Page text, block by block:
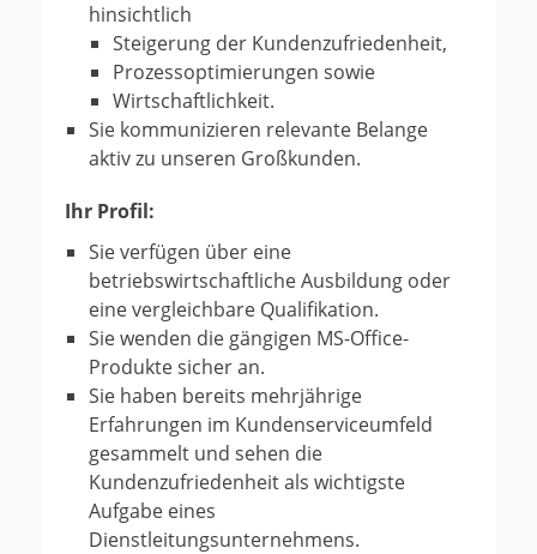
hinsichtlich
Steigerung der Kundenzufriedenheit,
Prozessoptimierungen sowie
Wirtschaftlichkeit.
Sie kommunizieren relevante Belange
aktiv zu unseren Großkunden.
Ihr Profil:
Sie verfügen über eine
betriebswirtschaftliche Aus­bildung oder
eine vergleich­bare Qualifi­kation.
Sie wenden die gängigen MS-Office-
Produkte sicher an.
Sie haben bereits mehrjährige
Erfahrungen im Kundenserviceumfeld
gesammelt und sehen die
Kundenzufriedenheit als wichtigste
Aufgabe eines
Dienstleitungsunternehmens.